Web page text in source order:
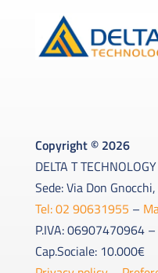
Copyright © 2026
DELTA T
Sede: Via Don
Tel: 02 90631955 –
P.IVA: 06907470964
Cap.Sociale: 10.000€